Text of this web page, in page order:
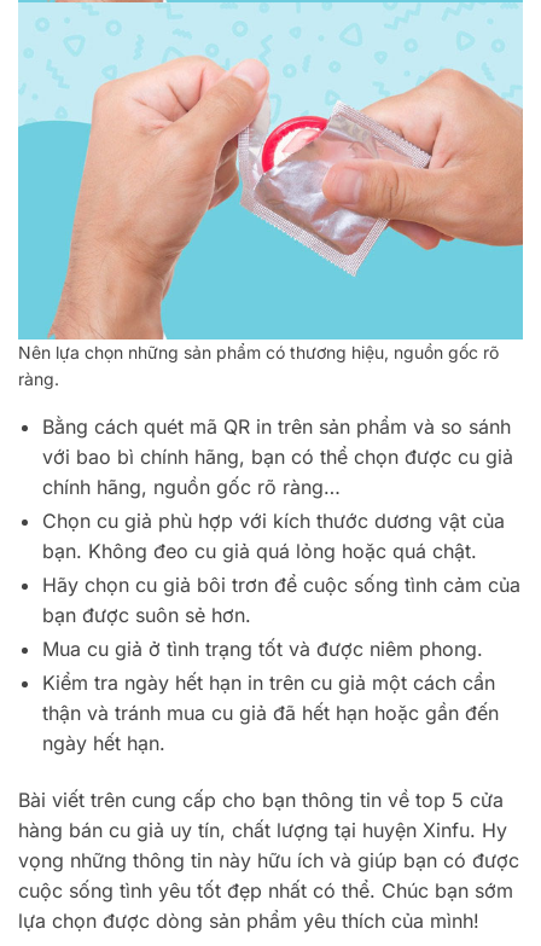
Nên lựa chọn những sản phẩm có thương hiệu, nguồn gốc rõ
ràng.
Bằng cách quét mã QR in trên sản phẩm và so sánh
với bao bì chính hãng, bạn có thể chọn được cu giả
chính hãng, nguồn gốc rõ ràng…
Chọn cu giả phù hợp với kích thước dương vật của
bạn. Không đeo cu giả quá lỏng hoặc quá chật.
Hãy chọn cu giả bôi trơn để cuộc sống tình cảm của
bạn được suôn sẻ hơn.
Mua cu giả ở tình trạng tốt và được niêm phong.
Kiểm tra ngày hết hạn in trên cu giả một cách cẩn
thận và tránh mua cu giả đã hết hạn hoặc gần đến
ngày hết hạn.
Bài viết trên cung cấp cho bạn thông tin về top 5 cửa
hàng bán cu giả uy tín, chất lượng tại huyện Xinfu. Hy
vọng những thông tin này hữu ích và giúp bạn có được
cuộc sống tình yêu tốt đẹp nhất có thể. Chúc bạn sớm
lựa chọn được dòng sản phẩm yêu thích của mình!